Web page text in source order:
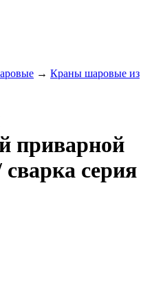
→ Краны шаровые из
приварной
серия